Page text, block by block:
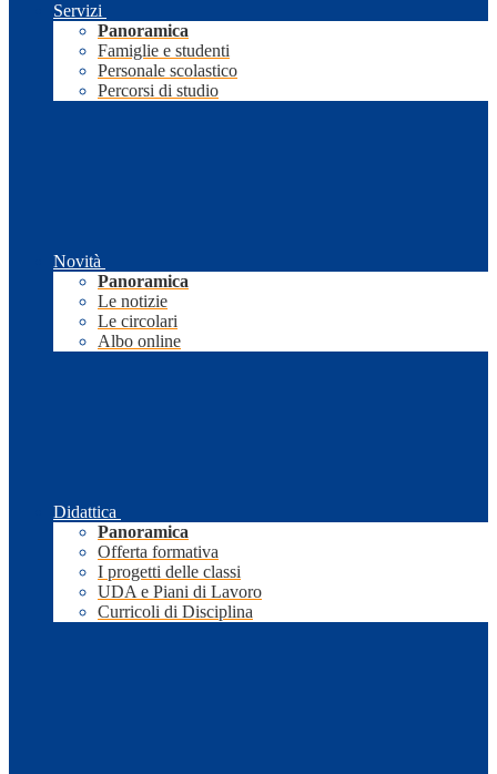
Servizi
Panoramica
Famiglie e studenti
Personale scolastico
Percorsi di studio
Novità
Panoramica
Le notizie
Le circolari
Albo online
Didattica
Panoramica
Offerta formativa
I progetti delle classi
UDA e Piani di Lavoro
Curricoli di Disciplina